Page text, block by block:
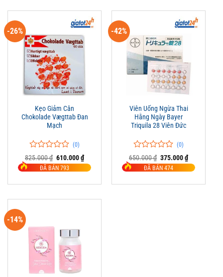
-26%
Kẹo Giảm Cân
Chokolade Vægttab Đan
Mạch
0
trên
5
0
(0)
825.000₫ Giá
gốc
là:
610.000₫Giá
hiện
tại
610.000 ₫.
ĐÃ BÁN 793
-42%
Viên Uống Ngừa Thai
Hằng Ngày Bayer
Triquila 28 Viên Đức
0
trên
5
0
(0)
650.000₫ Giá
gốc
là:
375.000₫Giá
hiện
tại
375.000 ₫.
ĐÃ BÁN 474
-14%